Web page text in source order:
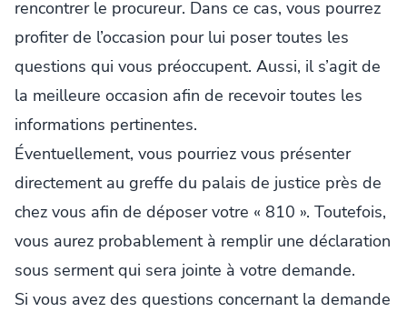
rencontrer le procureur. Dans ce cas, vous pourrez
profiter de l’occasion pour lui poser toutes les
questions qui vous préoccupent. Aussi, il s’agit de
la meilleure occasion afin de recevoir toutes les
informations pertinentes.
Éventuellement, vous pourriez vous présenter
directement au greffe du palais de justice près de
chez vous afin de déposer votre « 810 ». Toutefois,
vous aurez probablement à remplir une déclaration
sous serment qui sera jointe à votre demande.
Si vous avez des questions concernant la demande